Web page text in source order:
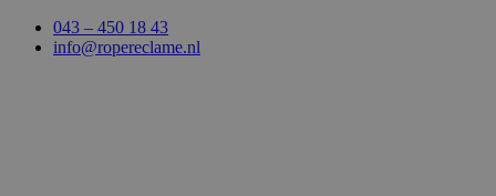
naar
043 – 450 18 43
info@ropereclame.nl